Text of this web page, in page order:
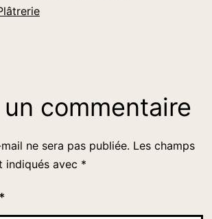
commentaire
ne sera pas publiée. Les champs
indiqués avec *
*